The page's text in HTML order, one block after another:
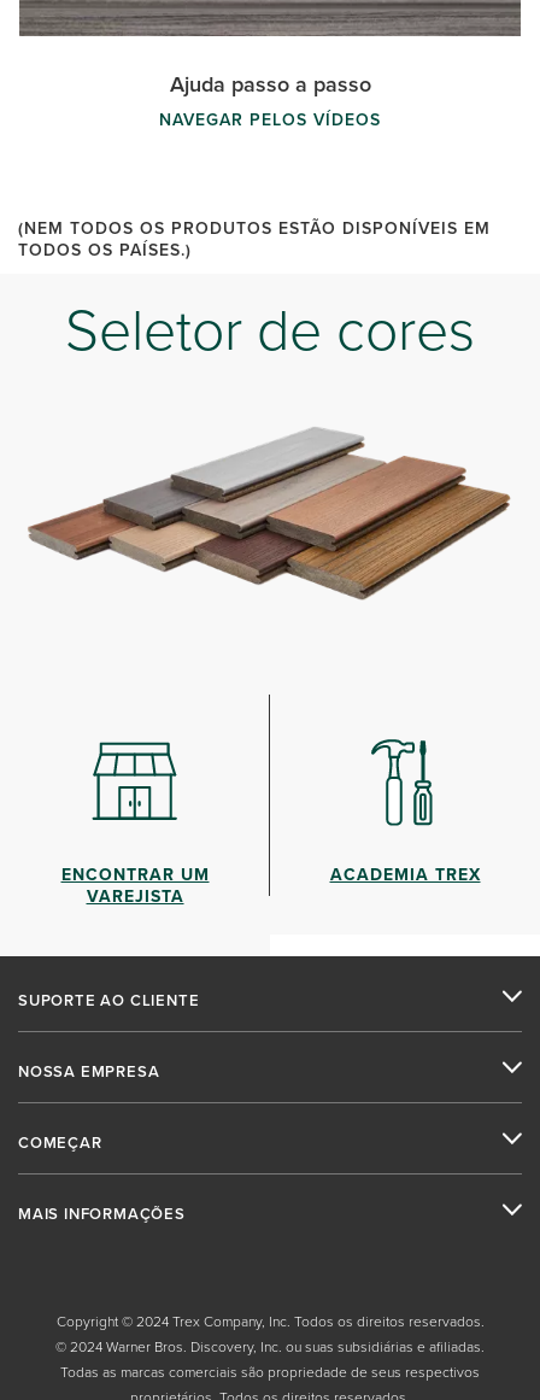
Ajuda passo a passo
NAVEGAR PELOS VÍDEOS
(NEM TODOS OS PRODUTOS ESTÃO DISPONÍVEIS EM
TODOS OS PAÍSES.)
Seletor de cores
ENCONTRAR UM
VAREJISTA
ACADEMIA TREX
SUPORTE AO CLIENTE
NOSSA EMPRESA
COMEÇAR
MAIS INFORMAÇÕES
Copyright © 2024 Trex Company, Inc. Todos os direitos reservados.
© 2024 Warner Bros. Discovery, Inc. ou suas subsidiárias e afiliadas.
Todas as marcas comerciais são propriedade de seus respectivos